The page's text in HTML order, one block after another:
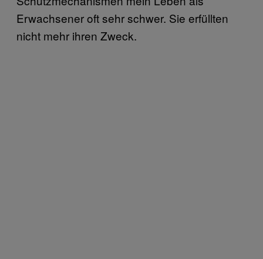
Erwachsener oft sehr schwer. Sie erfüllten
nicht mehr ihren Zweck.